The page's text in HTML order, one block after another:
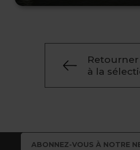
Retourner
à la
ABONNEZ-VOUS À NOTRE